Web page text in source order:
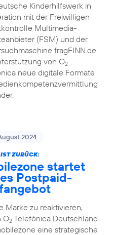
Kinderhilfswerk in
mit der Freiwilligen
Multimedia-
(FSM) und der
fragFINN.de
von O2
neue digitale Formate
2024
ZURÜCK:
startet
Postpaid-
Marke zu reaktivieren,
O2Telefónica Deutschland
eine strategische